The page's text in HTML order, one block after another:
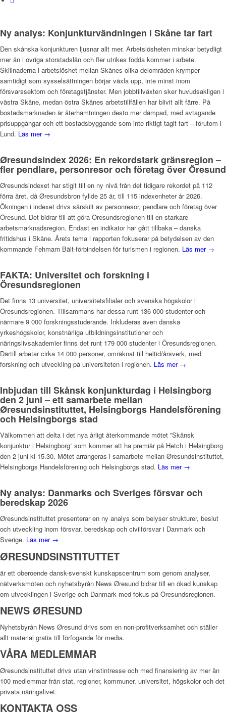
Ny analys: Konjunkturvändningen i Skåne tar fart
Den skånska konjunkturen ljusnar allt mer. Arbetslösheten minskar betydligt
mer än i övriga storstadslän och fler utrikes födda kommer i arbete.
Skillnaderna i arbetslöshet mellan Skånes olika delområden krymper
samtidigt som sysselsättningen börjar växla upp, inte minst inom
försvarssektorn och företagstjänster. Men jobbtillväxten sker huvudsakligen i
västra Skåne, medan östra Skånes arbetstillfällen har blivit allt färre. På
bostadsmarknaden är återhämtningen desto mer dämpad, med avtagande
prisuppgångar och ett bostadsbyggande som inte riktigt tagit fart – förutom i
Lund. Läs mer →
Øresundsindex 2026: En rekordstark gränsregion –
fler pendlare, personresor och företag över Öresund
Øresundsindexet har stigit till en ny nivå från det tidigare rekordet på 112
förra året, då Øresundsbron fyllde 25 år, till 115 indexenheter år 2026.
Ökningen i indexet drivs särskilt av personresor, pendlare och företag över
Öresund. Det bidrar till att göra Öresundsregionen till en starkare
arbetsmarknadsregion. Endast en indikator har gått tillbaka – danska
fritidshus i Skåne. Årets tema i rapporten fokuserar på betydelsen av den
kommande Fehmarn Bält-förbindelsen för turismen i regionen. Läs mer →
FAKTA: Universitet och forskning i
Öresundsregionen
Det finns 13 universitet, universitetsfilialer och svenska högskolor i
Öresundsregionen. Tillsammans har dessa runt 136 000 studenter och
närmare 9 000 forskningsstuderande. Inkluderas även danska
yrkeshögskolor, konstnärliga utbildningsinstitutioner och
näringslivsakademier finns det runt 179 000 studenter i Öresundsregionen.
Därtill arbetar cirka 14 000 personer, omräknat till heltid/årsverk, med
forskning och utveckling på universiteten i regionen. Läs mer →
Inbjudan till Skånsk konjunkturdag i Helsingborg
den 2 juni – ett samarbete mellan
Øresundsinstituttet, Helsingborgs Handelsförening
och Helsingborgs stad
Välkommen att delta i det nya årligt återkommande mötet ”Skånsk
konjunktur i Helsingborg” som kommer att ha premiär på Hetch i Helsingborg
den 2 juni kl 15.30. Mötet arrangeras i samarbete mellan Øresundsinstituttet,
Helsingborgs Handelsförening och Helsingborgs stad. Läs mer →
Ny analys: Danmarks och Sveriges försvar och
beredskap 2026
Øresundsinstituttet presenterar en ny analys som belyser strukturer, beslut
och utveckling inom försvar, beredskap och civilförsvar i Danmark och
Sverige. Läs mer →
ØRESUNDSINSTITUTTET
är ett oberoende dansk-svenskt kunskapscentrum som genom analyser,
nätverksmöten och nyhetsbyrån News Øresund bidrar till en ökad kunskap
om utvecklingen i Sverige och Danmark med fokus på Öresundsregionen.
NEWS ØRESUND
Nyhetsbyrån News Øresund drivs som en non-profitverksamhet och ställer
allt material gratis till förfogande för media.
VÅRA MEDLEMMAR
Øresundsinstituttet drivs utan vinst­intresse och med finansiering av mer än
100 medlemmar från stat, regioner, kommuner, universitet, högskolor och det
privata näringslivet.
KONTAKTA OSS